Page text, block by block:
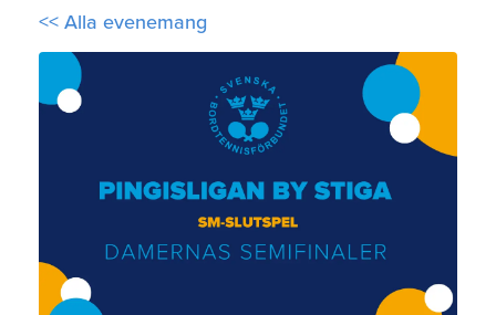
<< Alla evenemang